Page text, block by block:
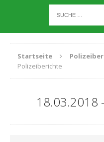
Startseite
Polizeiberichte
18.03.2018